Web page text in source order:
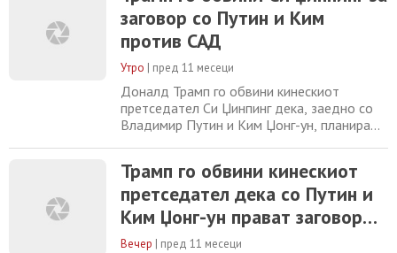
медиуми. Според Ушаков, лидерите на
Русија, Кина и Северна Кореја немале
намера да планираат заговор за време на
церемонијалните настани
заговор со Путин и Ким
против САД
Утро | пред 11 месеци
Доналд Трамп го обвини кинескиот
претседател Си Џинпинг дека, заедно со
Владимир Путин и Ким Џонг-ун, планира
по повод Денот на победата, на која
присуствуваа 26 светски лидери,
вклучувајќи ги Путин и Ким. „Пренесете ги
моите поздрави до Путин и Ким додека
заговорнички дејствувате
Трамп го обвини кинескиот
претседател дека со Путин и
Ким Џонг-ун прават заговор
против САД
Вечер | пред 11 месеци